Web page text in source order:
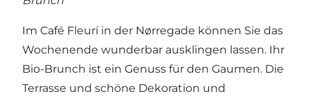
Im Café Fleuríin der Nørregade können Sie das
Wochenende wunderbar ausklingen lassen. Ihr
Bio-Brunch ist ein Genuss für den Gaumen. Die
Terrasse und schöne Dekoration und